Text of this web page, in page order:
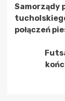
Samorządy
połączeń